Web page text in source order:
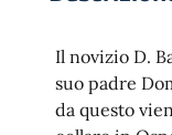
Il novizio D.
suo padre
da questo